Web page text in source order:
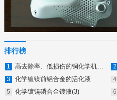
排行榜
高去除率、低损伤的铜化学机械抛光液
化学镀镍前铝合金的活化液
化学镀镍磷合金镀液(3)